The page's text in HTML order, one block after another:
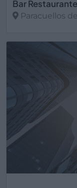
Bar
Paracuellos